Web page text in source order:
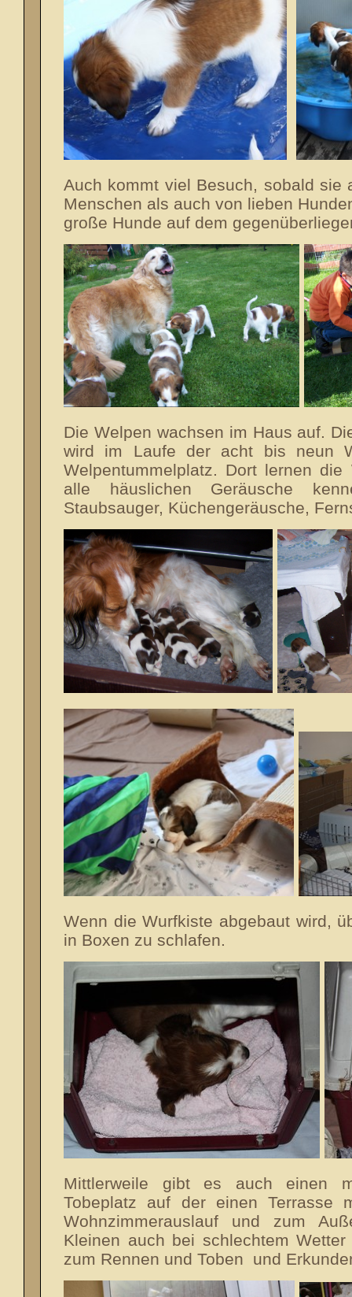
Auch kommt viel Besuch, sobald sie
Menschen als auch von lieben
große Hunde auf dem
Die Welpen wachsen im Haus auf.
wird im Laufe der acht bis neun
Welpentummelplatz. Dort lernen
alle häuslichen Geräusche
Staubsauger, Küchengeräusche,
Wenn die Wurfkiste abgebaut wird,
in Boxen zu schlafen.
Mittlerweile gibt es auch einen
Tobeplatz auf der einen Terrasse
Wohnzimmerauslauf und zum
Kleinen auch bei schlechtem
zum Rennen und Toben und